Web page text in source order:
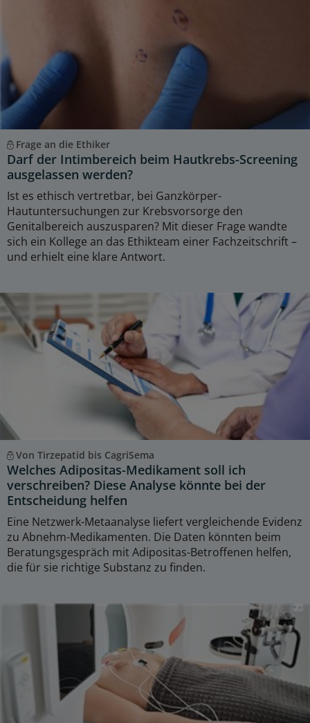
Frage an die Ethiker
Darf der Intimbereich beim Hautkrebs-Screening
ausgelassen werden?
Ist es ethisch vertretbar, bei Ganzkörper-
Hautuntersuchungen zur Krebsvorsorge den
Genitalbereich auszusparen? Mit dieser Frage wandte
sich ein Kollege an das Ethikteam einer Fachzeitschrift –
und erhielt eine klare Antwort.
Von Tirzepatid bis CagriSema
Welches Adipositas-Medikament soll ich
verschreiben? Diese Analyse könnte bei der
Entscheidung helfen
Eine Netzwerk-Metaanalyse liefert vergleichende Evidenz
zu Abnehm-Medikamenten. Die Daten könnten beim
Beratungsgespräch mit Adipositas-Betroffenen helfen,
die für sie richtige Substanz zu finden.